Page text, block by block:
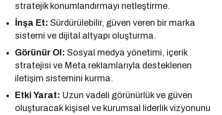
stratejik konumlandırmayı netleştirme.
İnşa Et: Sürdürülebilir, güven veren bir marka
sistemi ve dijital altyapı oluşturma.
Görünür Ol: Sosyal medya yönetimi, içerik
stratejisi ve Meta reklamlarıyla desteklenen
iletişim sistemini kurma.
Etki Yarat: Uzun vadeli görünürlük ve güven
oluşturacak kişisel ve kurumsal liderlik vizyonunu